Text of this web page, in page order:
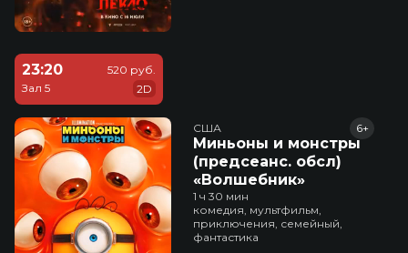
23:20
Зал 5
520 руб.
2D
США
Миньоны и монстры
(предсеанс. обсл)
«Волшебник»
6+
1 ч 30 мин
комедия, мультфильм,
приключения, семейный,
фантастика